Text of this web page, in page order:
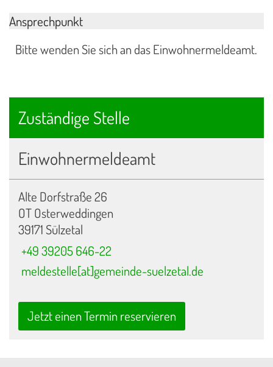
Ansprechpunkt
Bitte wenden Sie sich an das Einwohnermeldeamt.
Zuständige Stelle
Einwohnermeldeamt
Alte Dorfstraße 26
OT Osterweddingen
39171 Sülzetal
+49 39205 646-22
meldestelle[at]gemeinde-suelzetal.de
Jetzt einen Termin reservieren